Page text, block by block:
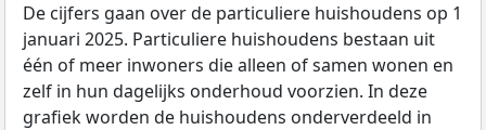
De cijfers gaan over de particuliere huishoudens op 1
januari 2025. Particuliere huishoudens bestaan uit
één of meer inwoners die alleen of samen wonen en
zelf in hun dagelijks onderhoud voorzien. In deze
grafiek worden de huishoudens onderverdeeld in